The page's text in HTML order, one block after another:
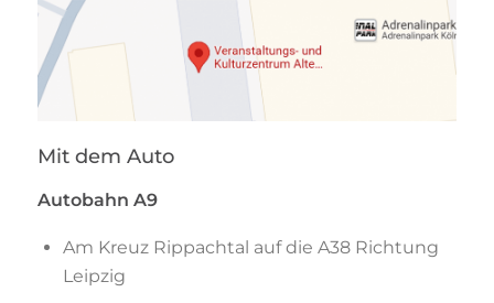
Mit dem Auto
Autobahn A9
Am Kreuz Rippachtal auf die A38 Richtung
Leipzig